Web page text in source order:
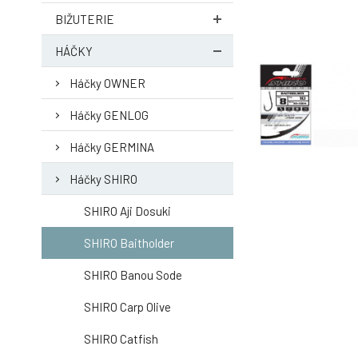
BIŽUTERIE
HÁČKY
Háčky OWNER
Háčky GENLOG
Háčky GERMINA
Háčky SHIRO
SHIRO Aji Dosuki
SHIRO Baitholder
SHIRO Banou Sode
SHIRO Carp Olive
SHIRO Catfish